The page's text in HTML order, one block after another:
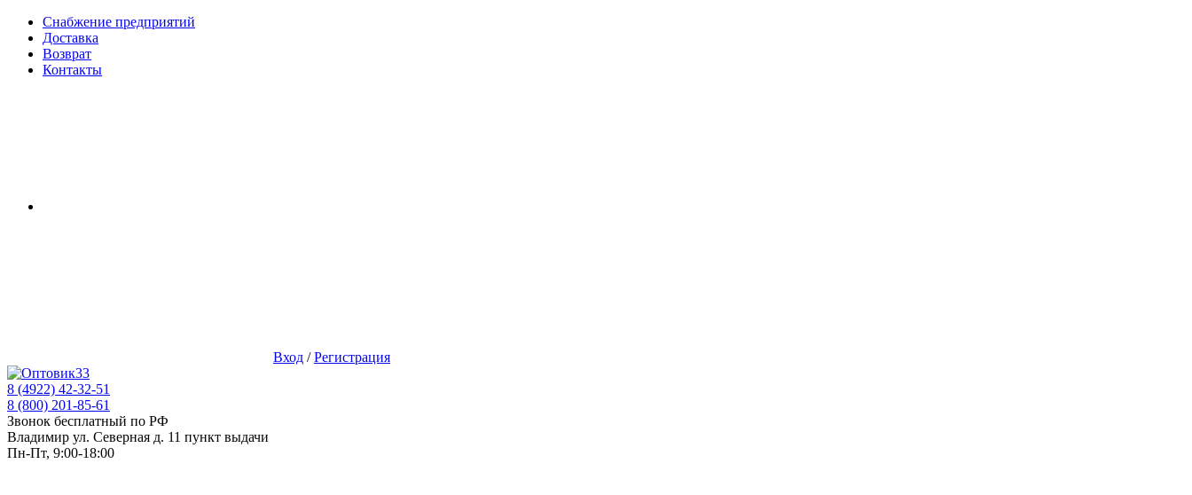
Снабжение предприятий
Доставка
Возврат
Контакты
Вход /Регистрация
8 (4922) 42-32-51
8 (800) 201-85-61
Звонок бесплатный по РФ
Владимир ул. Северная д. 11 пункт выдачи
Пн-Пт, 9:00-18:00